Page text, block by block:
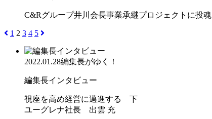
C&Rグループ井川会長事業承継プロジェクトに投魂
1 2 3 4 5
2022.01.28編集長がゆく！
編集長インタビュー
視座を高め経営に邁進する 下
ユーグレナ社長 出雲 充